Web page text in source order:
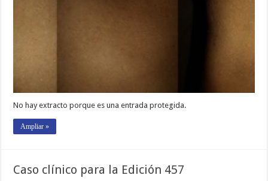
No hay extracto porque es una entrada protegida.
Ampliar »
Caso clínico para la Edición 457